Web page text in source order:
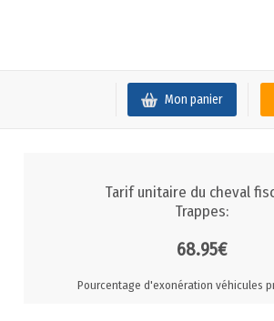
Mon panier
Tarif unitaire du cheval
Trappes:
68.95€
Pourcentage d'exonération véhicules